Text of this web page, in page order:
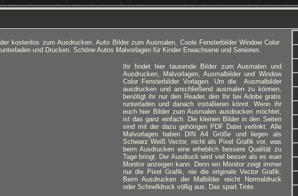
kostenlos zum Ausdrucken. Auto Bilder zum Ausmalen, Coole Fensterbilder Window Color
und Drucken. Schöne Autos Malvorlagen für Kinder Erwachsene und Senioren.
Ihr findet hier tausende Bilder zum Ausmalen und
Ausdrucken, Malvorlagen, Ausmalbilder und Window
Color Fensterbilder Vorlagen. Um die Ausmalbilder
ausdrucken und anschließend ausmalen zu können,
benötigt ihr nur den Reader, den Ihr bei Adobe gratis
runterladen und danach installieren könnt. Wenn ihr
euch hier Bilder zum Ausmalen ausdrucken möchtet,
ist das ganz einfach. Die kleinen Bilder in den Seiten
sind mit der dazu gehörigen PDF Datei verlinkt. Alle
Malvorlagen haben DIN A4 Größe und liegen als
Schwarz Weiß Vector, nicht als Pixel Grafik vor, was
beim Ausdrucken eine erheblich bessere Qualität zu
Tage bringt. Der Ausdruck wird viel besser als es euer
Monitor anzeigen kann. Denn ein Monitor zeigt immer
nur die Pixel Grafik, nie die originale Vector Grafik.
Beim Ausdrucken der Malbilder reicht Normaldruck
oder Schnelldruck völlig aus. Das spart Tinte.